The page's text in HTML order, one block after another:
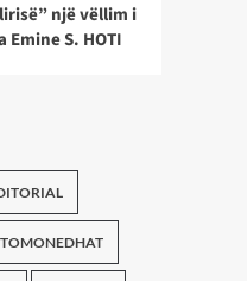
një vëllim i
Emine S. HOTI